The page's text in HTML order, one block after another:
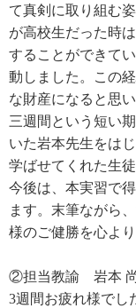
て真剣に取り組む
が高校生だった時
することができて
動しました。この
な財産になると思い
三週間という短い
いた岩本先生をは
学ばせてくれた生
今後は、本実習で
ます。末筆ながら
様のご健勝を心よ
②担当教諭 岩本
3週間お疲れ様でし